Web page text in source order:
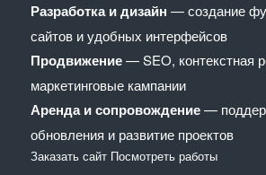
Разработка и дизайн — создание
сайтов и удобных интерфейсов
Продвижение— SEO, контекстная
маркетинговые кампании
Аренда и сопровождение—
обновления и развитие проектов
Заказать сайт Посмотреть работы